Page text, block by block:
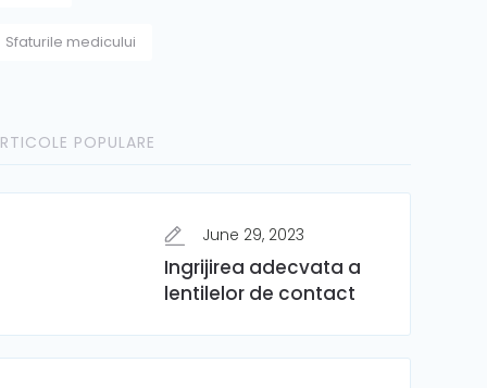
Sfaturile medicului
POPULARE
June 29, 2023
Ingrijirea adecvata a
lentilelor de contact